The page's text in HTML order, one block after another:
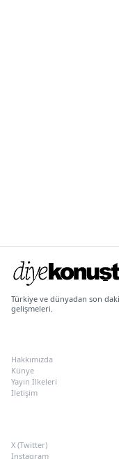
Türkiye ve dünyadan son
gelişmeleri.
Hakkımızda
Künye
Yayın İlkeleri
İletişim
X (Twitter)
Instagram